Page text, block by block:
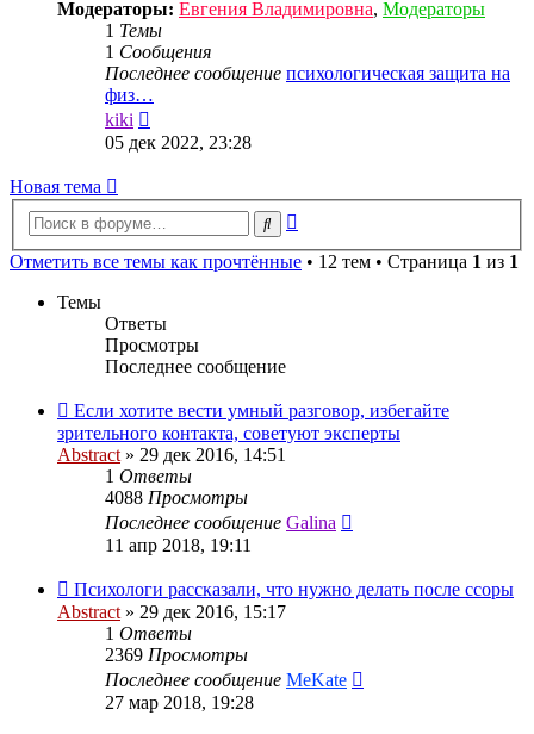
Модераторы: Евгения Владимировна, Модераторы
1 Темы
1 Сообщения
Последнее сообщение психологическая защита на
физ…
kiki
к
последнему
05 дек 2022, 23:28
Новая тема
Поиск
Отметить все темы как прочтённые • 12 тем • Страница 1 из 1
Темы
Ответы
Просмотры
Последнее сообщение
Если хотите вести умный разговор, избегайте
зрительного контакта, советуют эксперты
Abstract » 29 дек 2016, 14:51
1 Ответы
4088 Просмотры
Последнее сообщение Galina
11 апр 2018, 19:11
Психологи рассказали, что нужно делать после ссоры
Abstract » 29 дек 2016, 15:17
1 Ответы
2369 Просмотры
Последнее сообщение MeKate
27 мар 2018, 19:28